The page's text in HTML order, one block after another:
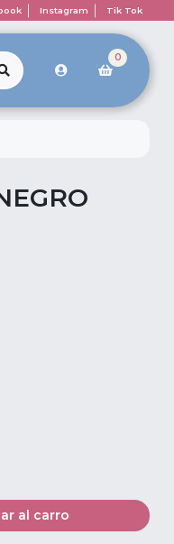
Instagram Tik Tok
0
al carro